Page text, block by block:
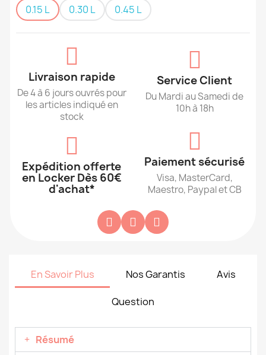
0.15 L
0.30 L 0.45 L
Livraison rapide
De 4 à 6 jours ouvrés pour
les articles indiqué en
stock
Expédition offerte
en Locker Dès 60€
d'achat*
Service Client
Du Mardi au Samedi de
10h à 18h
Paiement sécurisé
Visa, MasterCard,
Maestro, Paypal et CB
En Savoir Plus Nos Garantis Avis
Question
Résumé